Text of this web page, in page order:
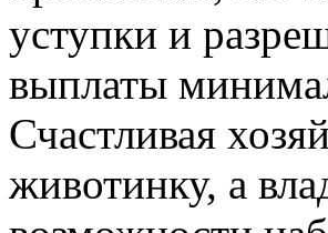
уступки и
выплаты
Счастливая
животинку, а